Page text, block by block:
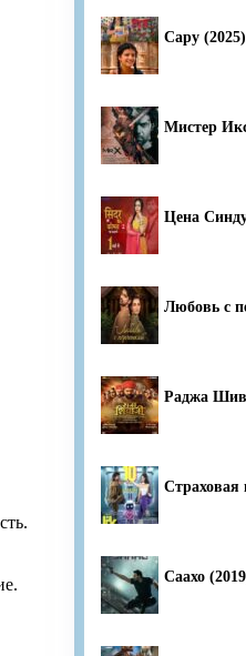
Сару (2025)
Мистер
Цена
Любовь с
Раджа
Страховая
Саахо